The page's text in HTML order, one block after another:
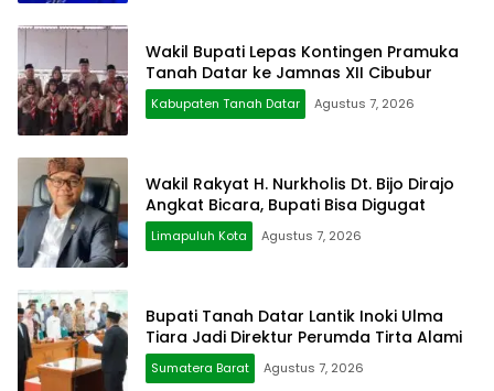
Wakil Bupati Lepas Kontingen Pramuka
Tanah Datar ke Jamnas XII Cibubur
Kabupaten Tanah Datar Agustus 7, 2026
Wakil Rakyat H. Nurkholis Dt. Bijo Dirajo
Angkat Bicara, Bupati Bisa Digugat
Limapuluh Kota Agustus 7, 2026
Bupati Tanah Datar Lantik Inoki Ulma
Tiara Jadi Direktur Perumda Tirta Alami
Sumatera Barat Agustus 7, 2026